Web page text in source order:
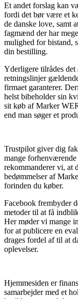
Et andet forslag kan
fordi det bør være et
de danske love, samt
fagmænd der har
mulighed for bistand,
din bestilling.
Yderligere tilrådes det
retningslinjer
firmaet garanterer.
helst bibeholder sin
sit køb af Marker
end man søger et
Trustpilot giver dig
mange
rekommanderer vi, at
bedømmelser af
forinden du køber.
Facebook frembyder
metoder til at få
Her møder vi mange
for at publicere en
drages fordel af til at
oplevelser.
Hjemmesiden er
samarbejder med et